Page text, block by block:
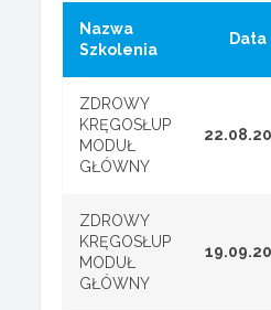
Nazwa
Szkolenia
Data
ZDROWY
KRĘGOSŁUP
MODUŁ
GŁÓWNY
ZDROWY
KRĘGOSŁUP
MODUŁ
GŁÓWNY